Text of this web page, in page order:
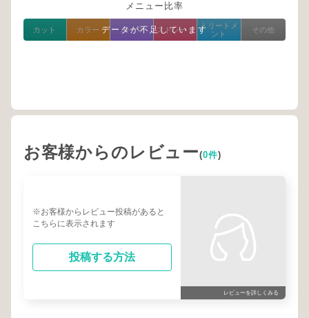
メニュー比率
データが不足しています
カット カラー パーマ ストレート
トリートメ
ント
その他
お客様からのレビュー(0件)
※お客様からレビュー投稿があると
こちらに表示されます
投稿する方法
レビューを詳しくみる